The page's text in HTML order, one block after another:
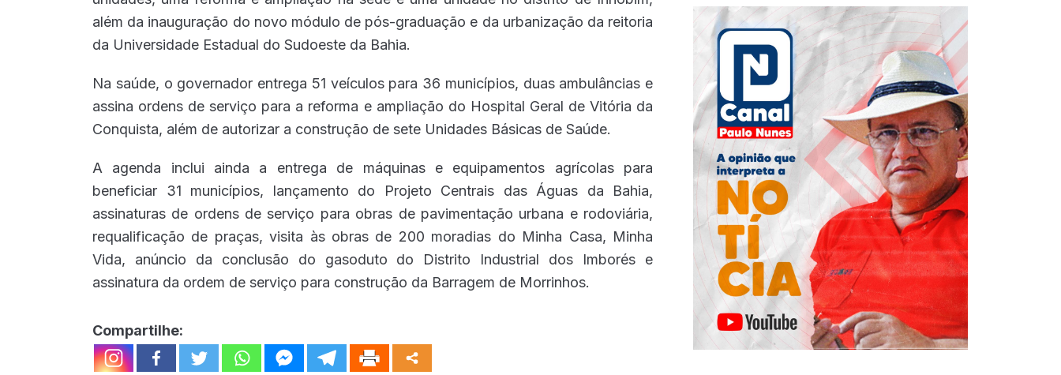
além da inauguração do novo módulo de pós-graduação e da urbanização da reitoria
da Universidade Estadual do Sudoeste da Bahia.
Na saúde, o governador entrega 51 veículos para 36 municípios, duas ambulâncias e
assina ordens de serviço para a reforma e ampliação do Hospital Geral de Vitória da
Conquista, além de autorizar a construção de sete Unidades Básicas de Saúde.
A agenda inclui ainda a entrega de máquinas e equipamentos agrícolas para
beneficiar 31 municípios, lançamento do Projeto Centrais das Águas da Bahia,
assinaturas de ordens de serviço para obras de pavimentação urbana e rodoviária,
requalificação de praças, visita às obras de 200 moradias do Minha Casa, Minha
Vida, anúncio da conclusão do gasoduto do Distrito Industrial dos Imborés e
assinatura da ordem de serviço para construção da Barragem de Morrinhos.
Compartilhe: